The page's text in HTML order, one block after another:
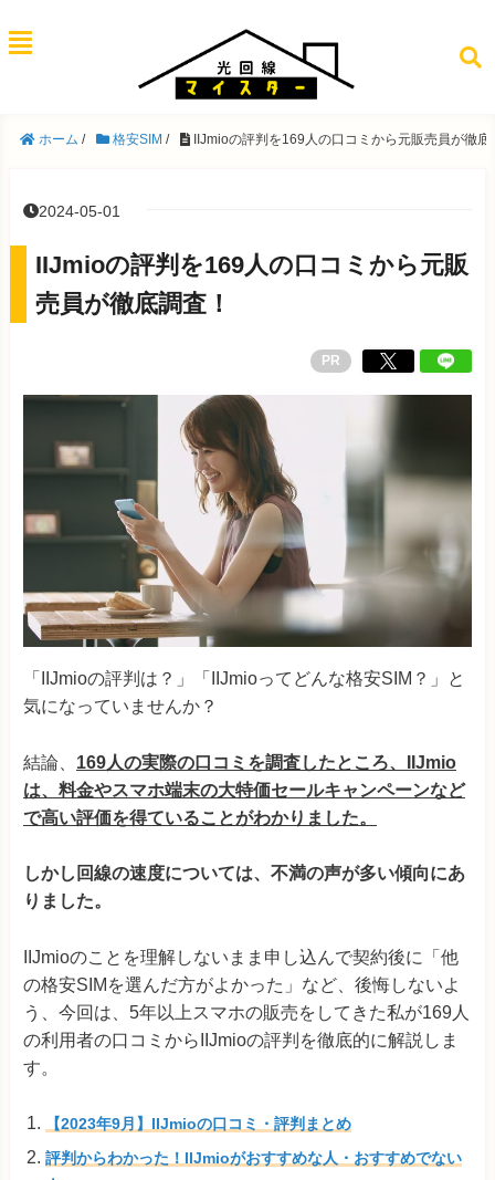
ホーム / 格安SIM / IIJmioの評判を169人の口コミから元販売員が徹底
2024-05-01
IIJmioの評判を169人の口コミから元販
売員が徹底調査！
PR
「IIJmioの評判は？」「IIJmioってどんな格安SIM？」と
気になっていませんか？
結論、 169人の実際の口コミを調査したところ、IIJmio
は、料金やスマホ端末の大特価セールキャンペーンなど
で高い評価を得ていることがわかりました。
しかし回線の速度については、不満の声が多い傾向にあ
りました。
IIJmioのことを理解しないまま申し込んで契約後に「他
の格安SIMを選んだ方がよかった」など、後悔しないよ
う、今回は、5年以上スマホの販売をしてきた私が169人
の利用者の口コミからIIJmioの評判を徹底的に解説しま
す。
【2023年9月】IIJmioの口コミ・評判まとめ
評判からわかった！IIJmioがおすすめな人・おすすめでない